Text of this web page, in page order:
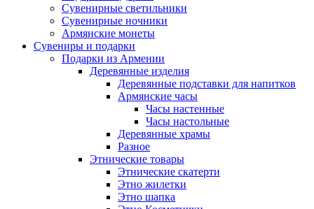
Сувенирные светильники
Сувенирные ночники
Армянские монеты
Сувениры и подарки
Подарки из Армении
Деревянные изделия
Деревянные подставки для напитков
Армянские часы
Часы настенные
Часы настольные
Деревянные храмы
Разное
Этнические товары
Этнические скатерти
Этно жилетки
Этно шапка